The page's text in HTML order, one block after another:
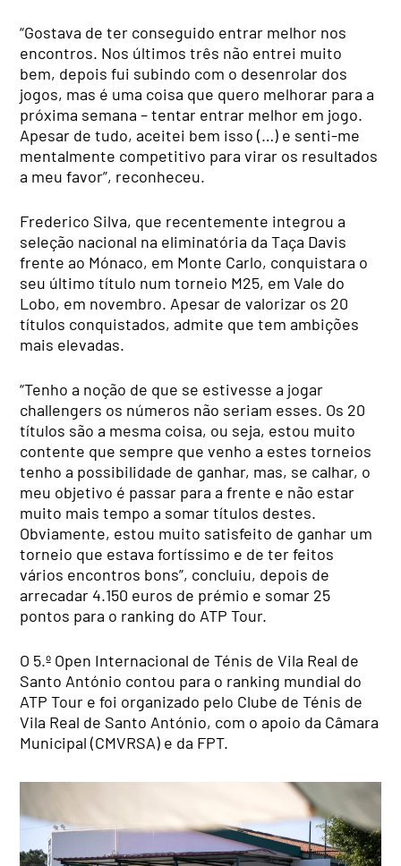
“Gostava de ter conseguido entrar melhor nos
encontros. Nos últimos três não entrei muito
bem, depois fui subindo com o desenrolar dos
jogos, mas é uma coisa que quero melhorar para a
próxima semana – tentar entrar melhor em jogo.
Apesar de tudo, aceitei bem isso (…) e senti-me
mentalmente competitivo para virar os resultados
a meu favor”, reconheceu.
Frederico Silva, que recentemente integrou a
seleção nacional na eliminatória da Taça Davis
frente ao Mónaco, em Monte Carlo, conquistara o
seu último título num torneio M25, em Vale do
Lobo, em novembro. Apesar de valorizar os 20
títulos conquistados, admite que tem ambições
mais elevadas.
“Tenho a noção de que se estivesse a jogar
challengers os números não seriam esses. Os 20
títulos são a mesma coisa, ou seja, estou muito
contente que sempre que venho a estes torneios
tenho a possibilidade de ganhar, mas, se calhar, o
meu objetivo é passar para a frente e não estar
muito mais tempo a somar títulos destes.
Obviamente, estou muito satisfeito de ganhar um
torneio que estava fortíssimo e de ter feitos
vários encontros bons”, concluiu, depois de
arrecadar 4.150 euros de prémio e somar 25
pontos para o ranking do ATP Tour.
O 5.º Open Internacional de Ténis de Vila Real de
Santo António contou para o ranking mundial do
ATP Tour e foi organizado pelo Clube de Ténis de
Vila Real de Santo António, com o apoio da Câmara
Municipal (CMVRSA) e da FPT.